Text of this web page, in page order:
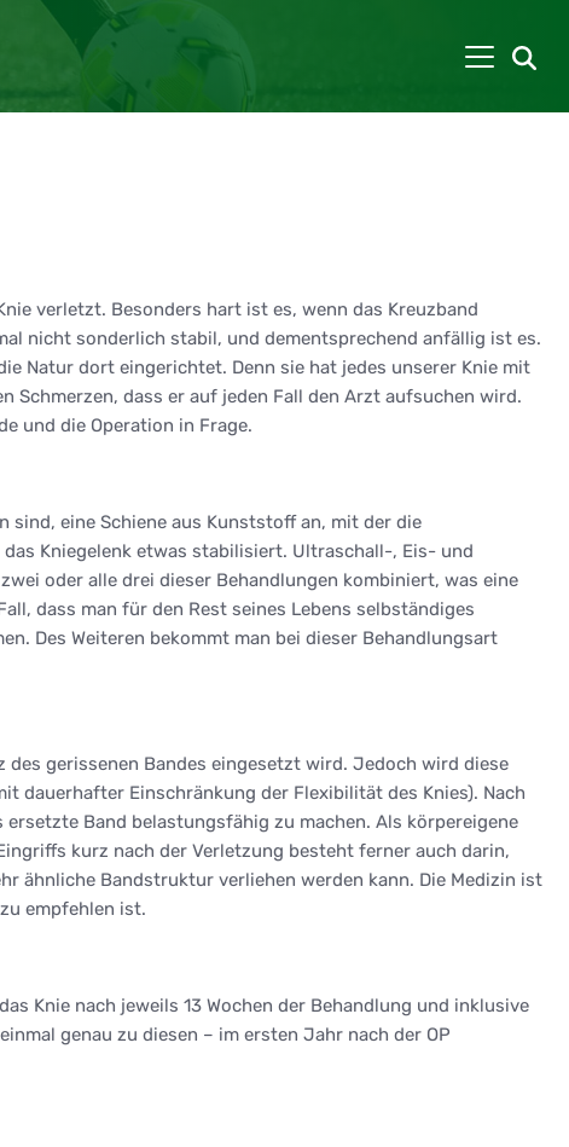
verletzt. Besonders hart ist es, wenn das Kreuzband
nicht sonderlich stabil, und dementsprechend anfällig ist es.
Natur dort eingerichtet. Denn sie hat jedes unserer Knie mit
Schmerzen, dass er auf jeden Fall den Arzt aufsuchen wird.
und die Operation in Frage.
eine Schiene aus Kunststoff an, mit der die
Kniegelenk etwas stabilisiert. Ultraschall-, Eis- und
oder alle drei dieser Behandlungen kombiniert, was eine
dass man für den Rest seines Lebens selbständiges
Des Weiteren bekommt man bei dieser Behandlungsart
des gerissenen Bandes eingesetzt wird. Jedoch wird diese
dauerhafter Einschränkung der Flexibilität des Knies). Nach
Band belastungsfähig zu machen. Als körpereigene
kurz nach der Verletzung besteht ferner auch darin,
ähnliche Bandstruktur verliehen werden kann. Die Medizin ist
empfehlen ist.
Knie nach jeweils 13 Wochen der Behandlung und inklusive
genau zu diesen – im ersten Jahr nach der OP